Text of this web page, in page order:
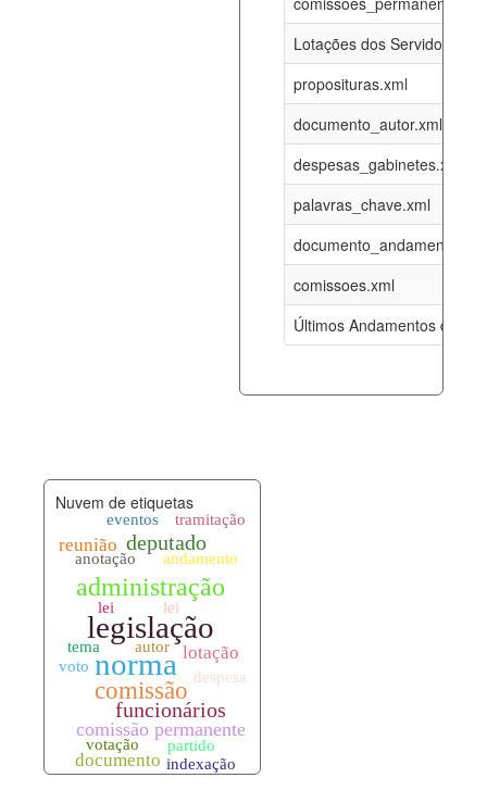
Lotações dos Servidores
proposituras.xml
documento_autor.xml
despesas_gabinetes.xml
palavras_chave.xml
documento_andamento.xml
comissoes.xml
Últimos Andamentos de
06-08-
funcionarios_lotacoes.xml
funcionarios_cargos.xml 12-05-
06-08-
documento_andamento.xml 06-08-
palavras_chave.xml 06-08-
legislacao_norma_anotacoes.xml
Nuvem de etiquetas